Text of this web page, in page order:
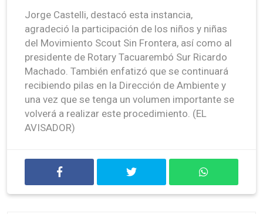
Jorge Castelli, destacó esta instancia,
agradeció la participación de los niños y niñas
del Movimiento Scout Sin Frontera, así como al
presidente de Rotary Tacuarembó Sur Ricardo
Machado. También enfatizó que se continuará
recibiendo pilas en la Dirección de Ambiente y
una vez que se tenga un volumen importante se
volverá a realizar este procedimiento. (EL
AVISADOR)